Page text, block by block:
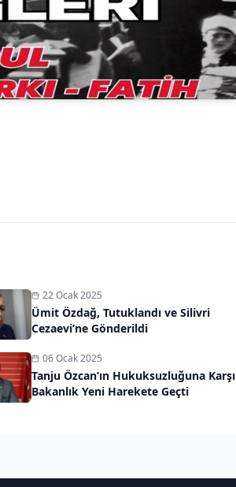
22 Ocak 2025
Ümit Özdağ, Tutuklandı ve Silivri
Cezaevi’ne Gönderildi
06 Ocak 2025
Tanju Özcan’ın Hukuksuzluğuna Karşı
Bakanlık Yeni Harekete Geçti